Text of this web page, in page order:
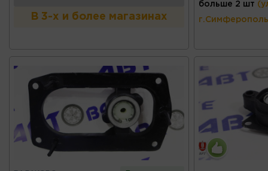
В 3-х и более магазинах
больше 2 шт